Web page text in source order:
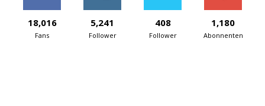
18,016
Fans
5,241
Follower
408
Follower
1,180
Abonnenten